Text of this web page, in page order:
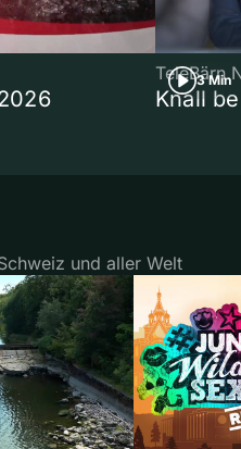
3 Min
TeleBärn
Knall
und aller Welt